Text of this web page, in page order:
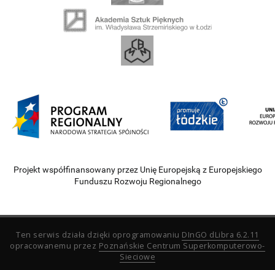
Projekt współfinansowany przez Unię Europejską z Europejskiego
Funduszu Rozwoju Regionalnego
Ten serwis działa dzięki oprogramowaniu DInGO dLibra 6.2.11
opracowanemu przez Poznańskie Centrum Superkomputerowo-
Sieciowe